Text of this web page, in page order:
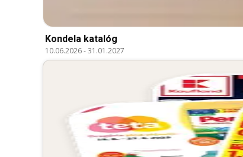
Kondela katalóg
10.06.2026-31.01.2027